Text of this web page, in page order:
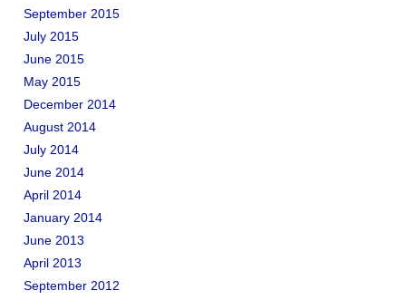
September 2015
July 2015
June 2015
May 2015
December 2014
August 2014
July 2014
June 2014
April 2014
January 2014
June 2013
April 2013
September 2012